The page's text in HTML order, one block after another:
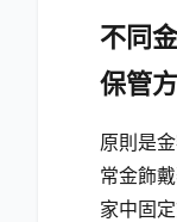
不同
保管
原則是
常金飾
家中固